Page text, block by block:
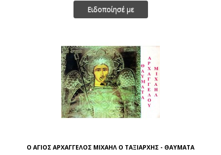
Ειδοποίησέ με
Ο ΑΓΙΟΣ ΑΡΧΑΓΓΕΛΟΣ ΜΙΧΑΗΛ Ο ΤΑΞΙΑΡΧΗΣ - ΘΑΥΜΑΤΑ